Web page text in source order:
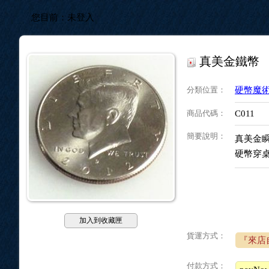
您目前： 未登入
加入到收藏匣
真美金鐵幣
分類位置 ： 硬幣魔
商品代碼 ： C011
簡要說明 ：
真美金
硬幣穿
貨運方式： 『來
付款方式：